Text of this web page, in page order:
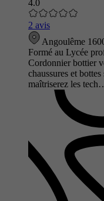
4.0
2 avis
Angoulême
Formé au Lycée
Cordonnier bottier
chaussures et
maîtriserez les